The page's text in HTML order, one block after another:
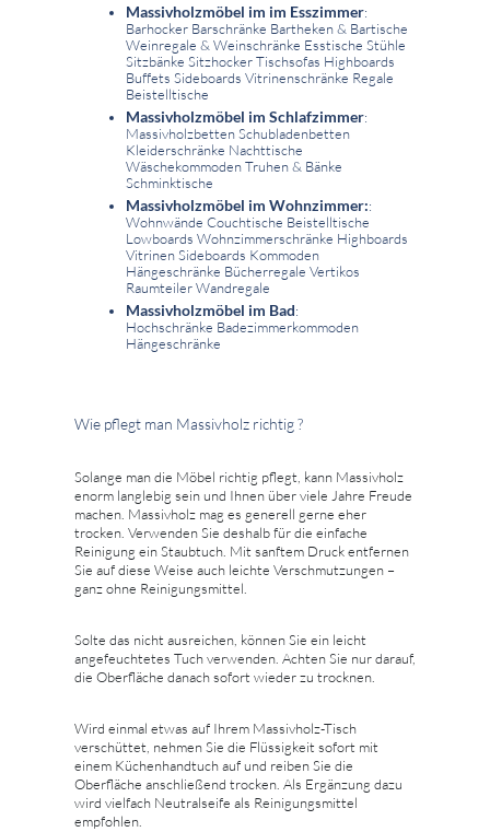
Massivholzmöbel im im Esszimmer:
Barhocker Barschränke Bartheken & Bartische
Weinregale & Weinschränke Esstische Stühle
Sitzbänke Sitzhocker Tischsofas Highboards
Buffets Sideboards Vitrinenschränke Regale
Beistelltische
Massivholzmöbel im Schlafzimmer:
Massivholzbetten Schubladenbetten
Kleiderschränke Nachttische
Wäschekommoden Truhen & Bänke
Schminktische
Massivholzmöbel im Wohnzimmer::
Wohnwände Couchtische Beistelltische
Lowboards Wohnzimmerschränke Highboards
Vitrinen Sideboards Kommoden
Hängeschränke Bücherregale Vertikos
Raumteiler Wandregale
Massivholzmöbel im Bad:
Hochschränke Badezimmerkommoden
Hängeschränke
Wie pflegt man Massivholz richtig ?
Solange man die Möbel richtig pflegt, kann Massivholz
enorm langlebig sein und Ihnen über viele Jahre Freude
machen. Massivholz mag es generell gerne eher
trocken. Verwenden Sie deshalb für die einfache
Reinigung ein Staubtuch. Mit sanftem Druck entfernen
Sie auf diese Weise auch leichte Verschmutzungen –
ganz ohne Reinigungsmittel.
Solte das nicht ausreichen, können Sie ein leicht
angefeuchtetes Tuch verwenden. Achten Sie nur darauf,
die Oberfläche danach sofort wieder zu trocknen.
Wird einmal etwas auf Ihrem Massivholz-Tisch
verschüttet, nehmen Sie die Flüssigkeit sofort mit
einem Küchenhandtuch auf und reiben Sie die
Oberfläche anschließend trocken. Als Ergänzung dazu
wird vielfach Neutralseife als Reinigungsmittel
empfohlen.